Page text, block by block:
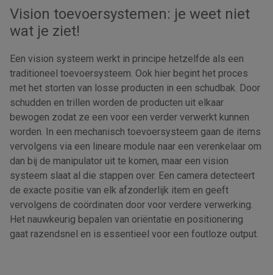
Vision toevoersystemen: je weet niet
wat je ziet!
Een vision systeem werkt in principe hetzelfde als een
traditioneel toevoersysteem. Ook hier begint het proces
met het storten van losse producten in een schudbak. Door
schudden en trillen worden de producten uit elkaar
bewogen zodat ze een voor een verder verwerkt kunnen
worden. In een mechanisch toevoersysteem gaan de items
vervolgens via een lineare module naar een verenkelaar om
dan bij de manipulator uit te komen, maar een vision
systeem slaat al die stappen over. Een camera detecteert
de exacte positie van elk afzonderlijk item en geeft
vervolgens de coördinaten door voor verdere verwerking.
Het nauwkeurig bepalen van oriëntatie en positionering
gaat razendsnel en is essentieel voor een foutloze output.